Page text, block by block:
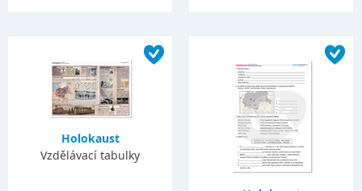
Holokaust
Vzdělávací tabulky